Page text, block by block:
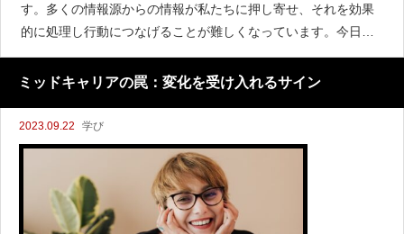
す。多くの情報源からの情報が私たちに押し寄せ、それを効果
的に処理し行動につなげることが難しくなっています。今日
は、情報のオーバーロードと行動心理学との関連性について探
り、効果的な情報処理と行動への洞察をしてみまし
ミッドキャリアの罠：変化を受け入れるサイン
2023.09.22 学び